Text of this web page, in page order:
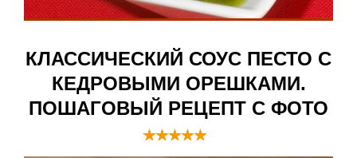
КЛАССИЧЕСКИЙ СОУС ПЕСТО С
КЕДРОВЫМИ ОРЕШКАМИ.
ПОШАГОВЫЙ РЕЦЕПТ С ФОТО